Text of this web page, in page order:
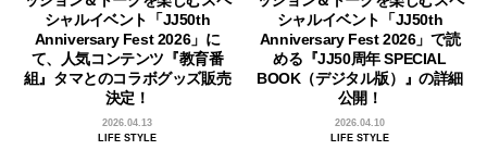
シャルイベント「JJ50th
Anniversary Fest 2026」に
て、人気コンテンツ『教育番
組』タマとのコラボグッズ販売
決定！
2026.04.13
LIFE STYLE
シャルイベント「JJ50th
Anniversary Fest 2026」で読
める『JJ50周年 SPECIAL
BOOK（デジタル版）』の詳細
公開！
2026.04.10
LIFE STYLE